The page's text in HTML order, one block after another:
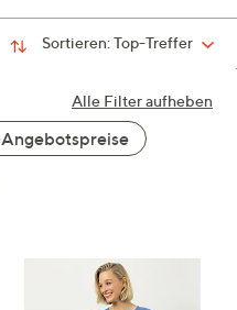
Sortieren:Top-Treffer
Alle Filter aufheben
Angebotspreise